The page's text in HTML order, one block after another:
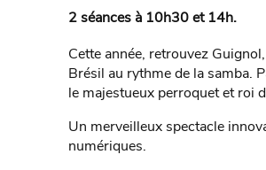
2 séances à 10h30 et 14h.
Cette année, retrouvez
Brésil au rythme de la samba.
le majestueux perroquet et roi
Un merveilleux spectacle
numériques.